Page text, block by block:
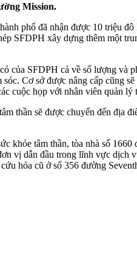
Mission.
phố đã nhận được 10 triệu
SFDPH xây dựng thêm một
của SFDPH cả về số lượng và
Cơ sở được nâng cấp cũng
cuộc họp với nhân viên quản
thần sẽ được chuyển đến địa
khỏe tâm thần, tòa nhà số
vị dẫn đầu trong lĩnh vực
hỏa cũ ở số 356 đường